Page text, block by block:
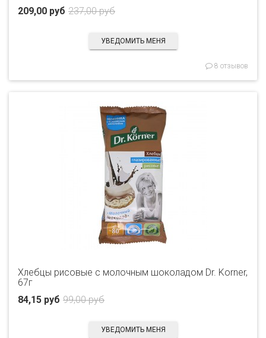
237,00 руб
209,00 руб
УВЕДОМИТЬ МЕНЯ
8 отзывов
Хлебцы рисовые с молочным шоколадом Dr. Korner,
67г
99,00 руб
84,15 руб
УВЕДОМИТЬ МЕНЯ